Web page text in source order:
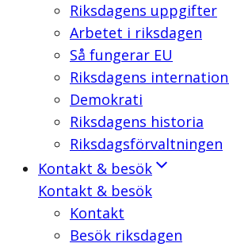
Riksdagens uppgifter
Arbetet i riksdagen
Så fungerar EU
Riksdagens
Demokrati
Riksdagens historia
Riksdagsförvaltningen
Kontakt & besök
Kontakt & besök
Kontakt
Besök riksdagen